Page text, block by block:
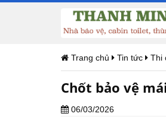
Trang chủ Tin tức Thi
Chốt bảo vệ
06/03/2026